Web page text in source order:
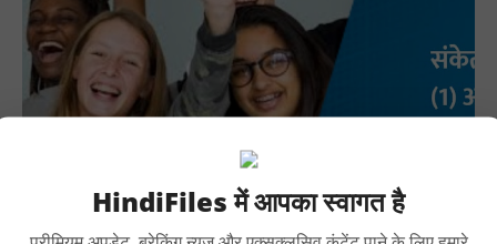
HindiFiles में आपका स्वागत है
छात्र-अराजकता पर निबंध | Essay On Student Anarchy In